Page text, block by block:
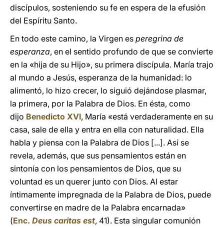
discípulos, sosteniendo su fe en espera de la efusión
del Espíritu Santo.
En todo este camino, la Virgen es peregrina de
esperanza, en el sentido profundo de que se convierte
en la «hija de su Hijo», su primera discípula. María trajo
al mundo a Jesús, esperanza de la humanidad: lo
alimentó, lo hizo crecer, lo siguió dejándose plasmar,
la primera, por la Palabra de Dios. En ésta, como
dijo Benedicto XVI, María «está verdaderamente en su
casa, sale de ella y entra en ella con naturalidad. Ella
habla y piensa con la Palabra de Dios [...]. Así se
revela, además, que sus pensamientos están en
sintonía con los pensamientos de Dios, que su
voluntad es un querer junto con Dios. Al estar
íntimamente impregnada de la Palabra de Dios, puede
convertirse en madre de la Palabra encarnada»
(Enc. Deus caritas est, 41). Esta singular comunión